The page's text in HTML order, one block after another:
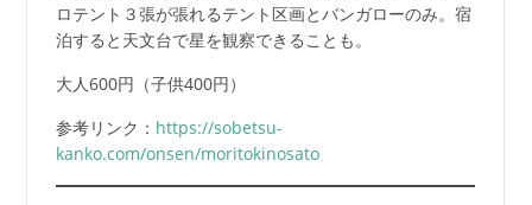
ロテント３張が張れるテント区画とバンガローのみ。宿
泊すると天文台で星を観察できることも。
大人600円（子供400円）
参考リンク： https://sobetsu-
kanko.com/onsen/moritokinosato